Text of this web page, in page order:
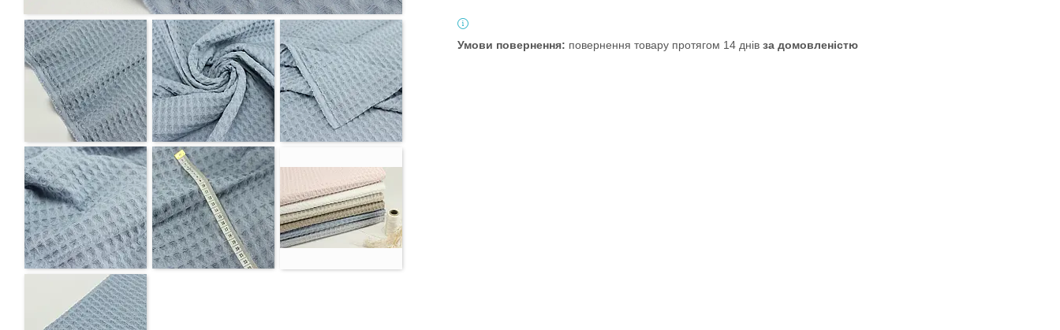
повернення товару протягом 14 днів за домовленістю